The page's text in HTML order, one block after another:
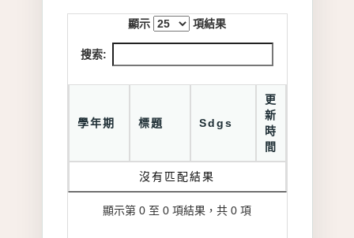
顯示 項結果
搜索:
學年期 標題 Sdgs
更
新
時
間
沒有匹配結果
顯示第 0 至 0 項結果，共 0 項